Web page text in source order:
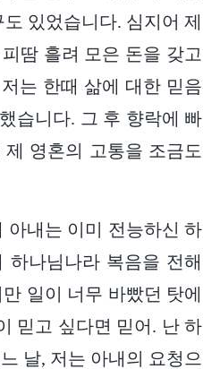
있었습니다. 심지어 제
땀 흘려 모은 돈을 갖고
는 한때 삶에 대한 믿음
습니다. 그 후 향락에 빠
영혼의 고통을 조금도
아내는 이미 전능하신 하
나님나라 복음을 전해
일이 너무 바빴던 탓에
믿고 싶다면 믿어. 난 하
날, 저는 아내의 요청으